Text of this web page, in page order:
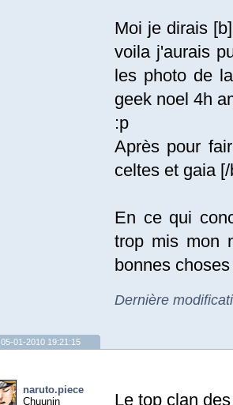
Moi je dirais
voila j'aurais
les photo de
geek noel 4h
:p
Après pour
celtes et gaia
En ce qui
trop mis mon
bonnes
Dernière
05-01-2010 19:21:15
naruto.piece
Chuunin
Le top clan